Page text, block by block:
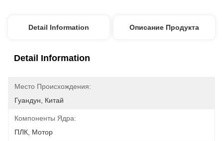
Detail Information Описание Продукта
Detail Information
Место Происхождения:
Гуандун, Китай
Компоненты Ядра:
ПЛК, Мотор